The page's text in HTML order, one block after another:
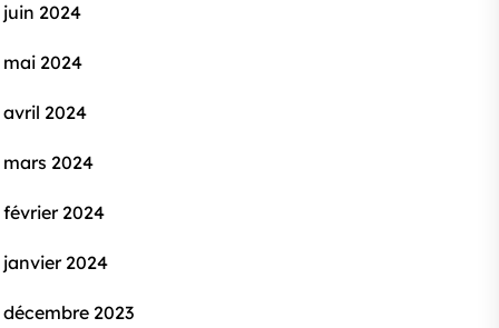
juin 2024
mai 2024
avril 2024
mars 2024
février 2024
janvier 2024
décembre 2023